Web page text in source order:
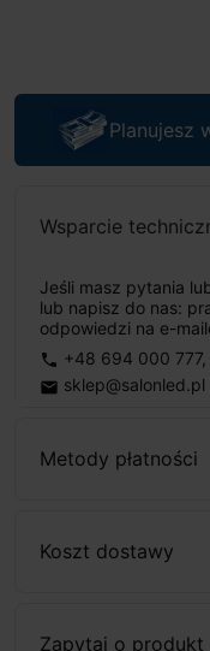
Planujesz
Wsparcie
Jeśli masz pytania
lub napisz do nas:
odpowiedzi na e-
phone +48 694 000 777,
email sklep@salonled.pl
Metody płatności
Koszt dostawy
Zapytaj o produkt